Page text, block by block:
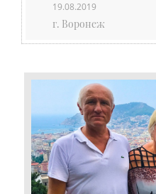
19.08.2019
г. Воронеж